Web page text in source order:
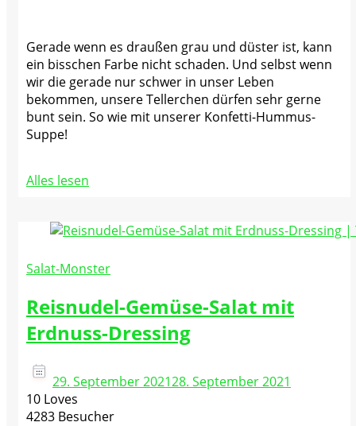
Gerade wenn es draußen grau und düster ist, kann
ein bisschen Farbe nicht schaden. Und selbst wenn
wir die gerade nur schwer in unser Leben
bekommen, unsere Tellerchen dürfen sehr gerne
bunt sein. So wie mit unserer Konfetti-Hummus-
Suppe!
Alles lesen
Salat-Monster
Reisnudel-Gemüse-Salat mit
Erdnuss-Dressing
29. September 202128. September 2021
10 Loves
4283 Besucher